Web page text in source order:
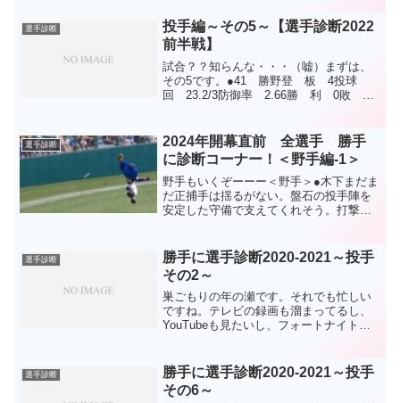
OP戦で力強い投球を見せてくれました
が...
選手診断
投手編～その5～【選手診断2022
前半戦】
試合？？知らんな・・・（嘘）まずは、
その5です。●41 勝野登 板 4投球
回 23.2/3防御率 2.66勝 利 0敗
OP戦終盤に使わずにはいられない素晴...
選手診断
2024年開幕直前 全選手 勝手
に診断コーナー！＜野手編-1＞
野手もいくぞーーー＜野手＞●木下まだま
だ正捕手は揺るがない。盤石の投手陣を
安定した守備で支えてくれそう。打撃は
ので。●宇佐見お手本のような打撃は魅力
だがOP戦後半は失速...
選手診断
勝手に選手診断2020-2021～投手
その2～
巣ごもりの年の瀬です。それでも忙しい
ですね。テレビの録画も溜まってるし、
YouTubeも見たいし、フォートナイトと
0S13H 防御率3.60移籍後3年間は数字を
落として...
選手診断
勝手に選手診断2020-2021～投手
その6～